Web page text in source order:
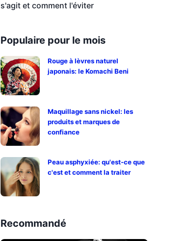
s'agit et comment l'éviter
Populaire pour le mois
Rouge à lèvres naturel
japonais: le Komachi Beni
Maquillage sans nickel: les
produits et marques de
confiance
Peau asphyxiée: qu'est-ce que
c'est et comment la traiter
Recommandé